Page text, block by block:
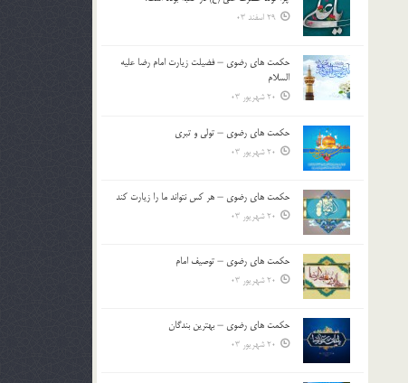
29 اسفند 03
حکمت های رضوی – فضیلت زیارت امام رضا علیه
السلام
20 شهریور 03
حکمت های رضوی – تولی و تبری
20 شهریور 03
حکمت های رضوی – هر کس نتواند ما را زیارت کند
20 شهریور 03
حکمت های رضوی – توصیف امام
20 شهریور 03
حکمت های رضوی – بهترین بندگان
20 شهریور 03